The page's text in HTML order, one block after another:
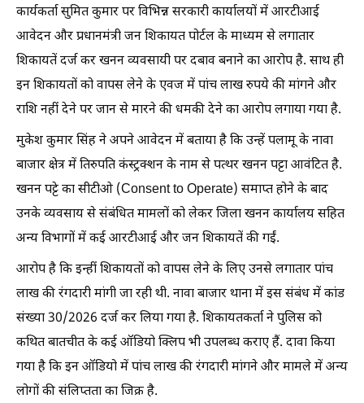
कार्यकर्ता सुमित कुमार पर विभिन्न सरकारी कार्यालयों में आरटीआई
आवेदन और प्रधानमंत्री जन शिकायत पोर्टल के माध्यम से लगातार
शिकायतें दर्ज कर खनन व्यवसायी पर दबाव बनाने का आरोप है. साथ ही
इन शिकायतों को वापस लेने के एवज में पांच लाख रुपये की मांगने और
राशि नहीं देने पर जान से मारने की धमकी देने का आरोप लगाया गया है.
मुकेश कुमार सिंह ने अपने आवेदन में बताया है कि उन्हें पलामू के नावा
बाजार क्षेत्र में तिरुपति कंस्ट्रक्शन के नाम से पत्थर खनन पट्टा आवंटित है.
खनन पट्टे का सीटीओ (Consent to Operate) समाप्त होने के बाद
उनके व्यवसाय से संबंधित मामलों को लेकर जिला खनन कार्यालय सहित
अन्य विभागों में कई आरटीआई और जन शिकायतें की गईं.
आरोप है कि इन्हीं शिकायतों को वापस लेने के लिए उनसे लगातार पांच
लाख की रंगदारी मांगी जा रही थी. नावा बाजार थाना में इस संबंध में कांड
संख्या 30/2026 दर्ज कर लिया गया है. शिकायतकर्ता ने पुलिस को
कथित बातचीत के कई ऑडियो क्लिप भी उपलब्ध कराए हैं. दावा किया
गया है कि इन ऑडियो में पांच लाख की रंगदारी मांगने और मामले में अन्य
लोगों की संलिप्तता का जिक्र है.